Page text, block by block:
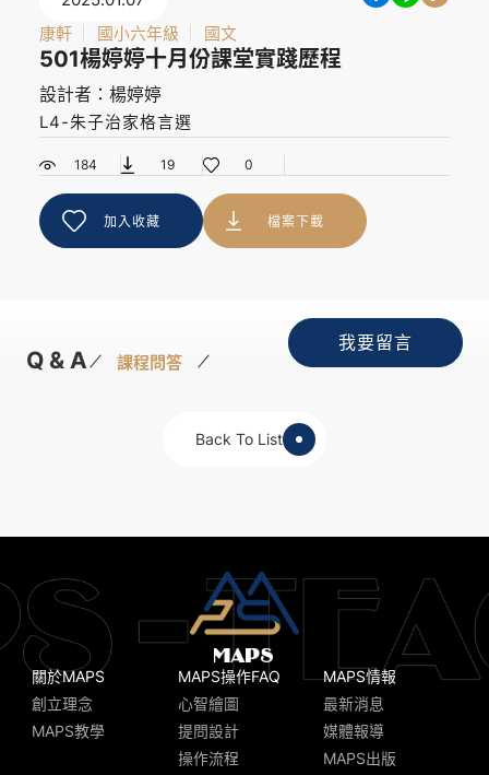
康軒
國小六年級 國文
501楊婷婷十月份課堂實踐歷程
設計者：楊婷婷
L4-朱子治家格言選
184 19 0
加入收藏 檔案下載
Q & A 課程問答
我要留言
Back To List
關於MAPS
創立理念
MAPS教學
MAPS操作FAQ
心智繪圖
提問設計
操作流程
MAPS情報
最新消息
媒體報導
MAPS出版